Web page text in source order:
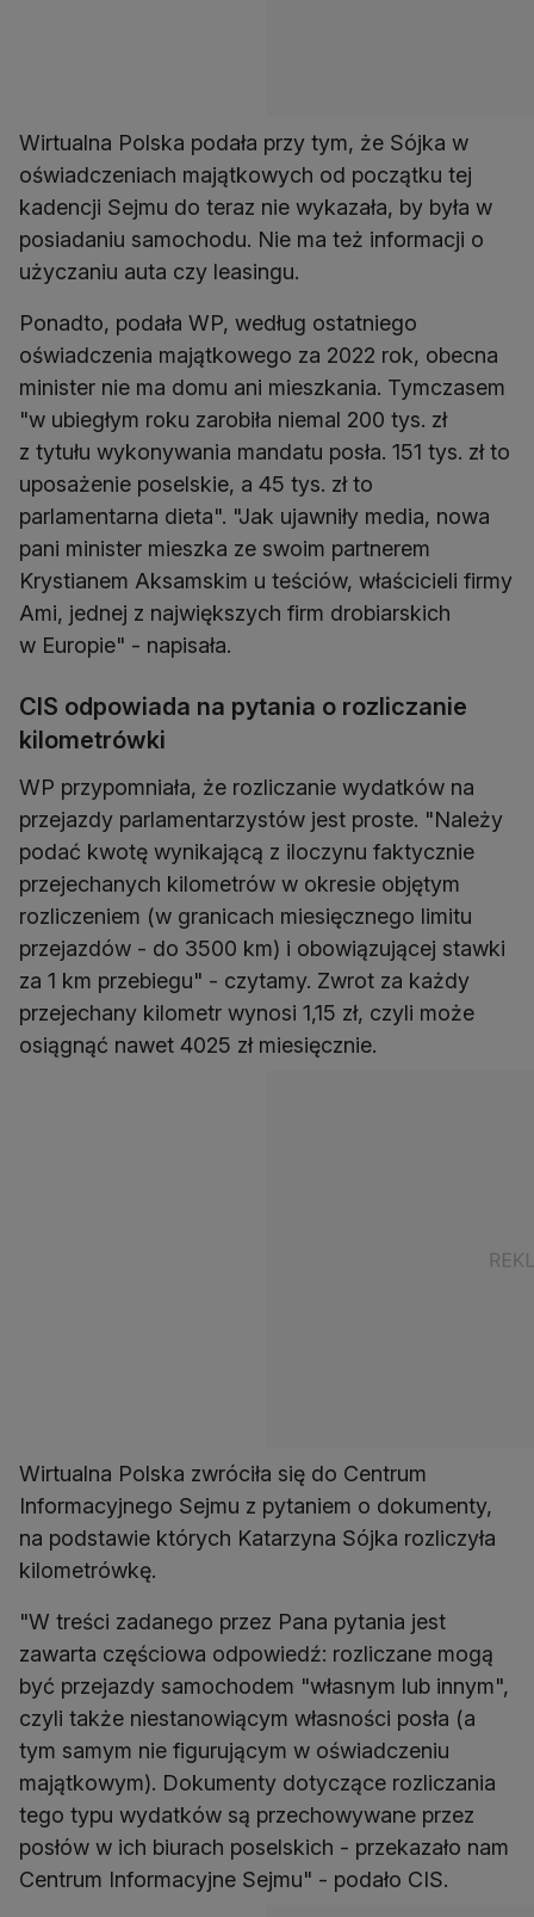
Wirtualna Polska podała przy tym, że Sójka w
oświadczeniach majątkowych od początku tej
kadencji Sejmu do teraz nie wykazała, by była w
posiadaniu samochodu. Nie ma też informacji o
użyczaniu auta czy leasingu.
Ponadto, podała WP, według ostatniego
oświadczenia majątkowego za 2022 rok, obecna
minister nie ma domu ani mieszkania. Tymczasem
"w ubiegłym roku zarobiła niemal 200 tys. zł
z tytułu wykonywania mandatu posła. 151 tys. zł to
uposażenie poselskie, a 45 tys. zł to
parlamentarna dieta". "Jak ujawniły media, nowa
pani minister mieszka ze swoim partnerem
Krystianem Aksamskim u teściów, właścicieli firmy
Ami, jednej z największych firm drobiarskich
w Europie" - napisała.
CIS odpowiada na pytania o rozliczanie
kilometrówki
WP przypomniała, że rozliczanie wydatków na
przejazdy parlamentarzystów jest proste. "Należy
podać kwotę wynikającą z iloczynu faktycznie
przejechanych kilometrów w okresie objętym
rozliczeniem (w granicach miesięcznego limitu
przejazdów - do 3500 km) i obowiązującej stawki
za 1 km przebiegu" - czytamy. Zwrot za każdy
przejechany kilometr wynosi 1,15 zł, czyli może
osiągnąć nawet 4025 zł miesięcznie.
Wirtualna Polska zwróciła się do Centrum
Informacyjnego Sejmu z pytaniem o dokumenty,
na podstawie których Katarzyna Sójka rozliczyła
kilometrówkę.
"W treści zadanego przez Pana pytania jest
zawarta częściowa odpowiedź: rozliczane mogą
być przejazdy samochodem "własnym lub innym",
czyli także niestanowiącym własności posła (a
tym samym nie figurującym w oświadczeniu
majątkowym). Dokumenty dotyczące rozliczania
tego typu wydatków są przechowywane przez
posłów w ich biurach poselskich - przekazało nam
Centrum Informacyjne Sejmu" - podało CIS.